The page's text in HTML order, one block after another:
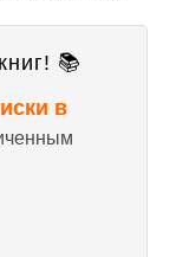
📚
в